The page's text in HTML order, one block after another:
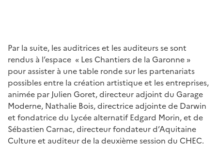
Par la suite, les auditrices et les auditeurs se sont
rendus à l’espace « Les Chantiers de la Garonne »
pour assister à une table ronde sur les partenariats
possibles entre la création artistique et les entreprises,
animée par Julien Goret, directeur adjoint du Garage
Moderne, Nathalie Bois, directrice adjointe de Darwin
et fondatrice du Lycée alternatif Edgard Morin, et de
Sébastien Carnac, directeur fondateur d’Aquitaine
Culture et auditeur de la deuxième session du CHEC.